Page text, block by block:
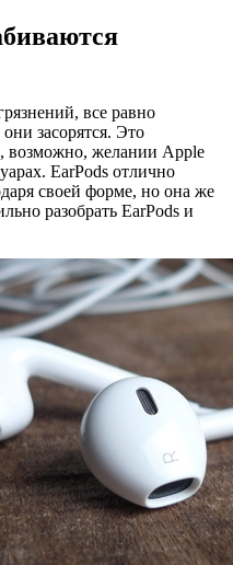
все равно
засорятся. Это
возможно, желании Apple
EarPods отлично
своей форме, но она же
разобрать EarPods и